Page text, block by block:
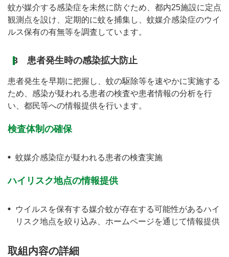
蚊が媒介する感染症を未然に防ぐため、都内25施設に定点
観測点を設け、定期的に蚊を捕集し、蚊媒介感染症のウイ
ルス保有の有無等を調査しています。
3 患者発生時の感染拡大防止
患者発生を早期に把握し、蚊の駆除等を速やかに実施する
ため、感染が疑われる患者の検査や患者情報の分析を行
い、都民等への情報提供を行います。
検査体制の確保
蚊媒介感染症が疑われる患者の検査実施
ハイリスク地点の情報提供
ウイルスを保有する媒介蚊が存在する可能性があるハイ
リスク地点を絞り込み、ホームページを通じて情報提供
取組内容の詳細